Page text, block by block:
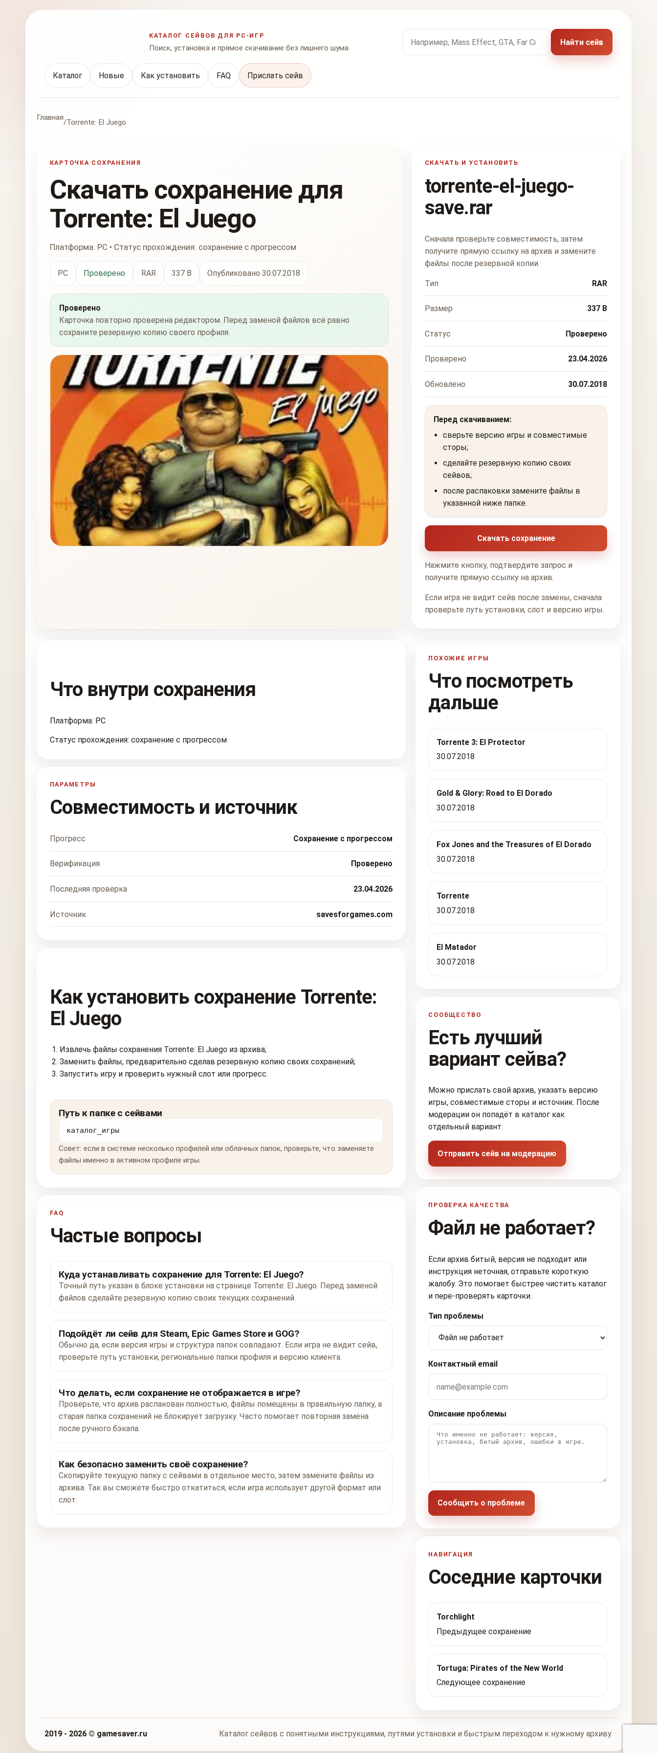
КАТАЛОГ СЕЙВОВ ДЛЯ PC-ИГР
Поиск, установка и прямое скачивание без лишнего шума
Поиск по названию игры
Найти сейв
Каталог Новые Как установить FAQ Прислать сейв
Главная
/Torrente: El Juego
КАРТОЧКА СОХРАНЕНИЯ
Скачать сохранение для
Torrente: El Juego
Платформа: PC • Статус прохождения: сохранение с прогрессом
PC Проверено RAR 337 B Опубликовано 30.07.2018
Проверено
Карточка повторно проверена редактором. Перед заменой файлов всё равно
сохраните резервную копию своего профиля.
СКАЧАТЬ И УСТАНОВИТЬ
torrente-el-juego-
save.rar
Сначала проверьте совместимость, затем
получите прямую ссылку на архив и замените
файлы после резервной копии.
Тип RAR
Размер 337 B
Статус Проверено
Проверено 23.04.2026
Обновлено 30.07.2018
Перед скачиванием:
сверьте версию игры и совместимые
сторы;
сделайте резервную копию своих
сейвов;
после распаковки замените файлы в
указанной ниже папке.
Скачать сохранение
Нажмите кнопку, подтвердите запрос и
получите прямую ссылку на архив.
Если игра не видит сейв после замены, сначала
проверьте путь установки, слот и версию игры.
Что внутри сохранения
Платформа: PC
Статус прохождения: сохранение с прогрессом
ПАРАМЕТРЫ
Совместимость и источник
Прогресс Сохранение с прогрессом
Верификация Проверено
Последняя проверка 23.04.2026
Источник savesforgames.com
Как установить сохранение Torrente:
El Juego
Извлечь файлы сохранения Torrente: El Juego из архива;
Заменить файлы, предварительно сделав резервную копию своих сохранений;
Запустить игру и проверить нужный слот или прогресс.
Путь к папке с сейвами
каталог_игры
Совет: если в системе несколько профилей или облачных папок, проверьте, что заменяете
файлы именно в активном профиле игры.
FAQ
Частые вопросы
Куда устанавливать сохранение для Torrente: El Juego?
Точный путь указан в блоке установки на странице Torrente: El Juego. Перед заменой
файлов сделайте резервную копию своих текущих сохранений.
Подойдёт ли сейв для Steam, Epic Games Store и GOG?
Обычно да, если версия игры и структура папок совпадают. Если игра не видит сейв,
проверьте путь установки, региональные папки профиля и версию клиента.
Что делать, если сохранение не отображается в игре?
Проверьте, что архив распакован полностью, файлы помещены в правильную папку, а
старая папка сохранений не блокирует загрузку. Часто помогает повторная замена
после ручного бэкапа.
Как безопасно заменить своё сохранение?
Скопируйте текущую папку с сейвами в отдельное место, затем замените файлы из
архива. Так вы сможете быстро откатиться, если игра использует другой формат или
слот.
ПОХОЖИЕ ИГРЫ
Что посмотреть
дальше
Torrente 3: El Protector
30.07.2018
Gold & Glory: Road to El Dorado
30.07.2018
Fox Jones and the Treasures of El Dorado
30.07.2018
Torrente
30.07.2018
El Matador
30.07.2018
СООБЩЕСТВО
Есть лучший
вариант сейва?
Можно прислать свой архив, указать версию
игры, совместимые сторы и источник. После
модерации он попадёт в каталог как
отдельный вариант.
Отправить сейв на модерацию
ПРОВЕРКА КАЧЕСТВА
Файл не работает?
Если архив битый, версия не подходит или
инструкция неточная, отправьте короткую
жалобу. Это помогает быстрее чистить каталог
и пере-проверять карточки.
Тип проблемы
Контактный email
Описание проблемы
Сообщить о проблеме
НАВИГАЦИЯ
Соседние карточки
Torchlight
Предыдущее сохранение
Tortuga: Pirates of the New World
Следующее сохранение
2019 - 2026 © gamesaver.ru Каталог сейвов с понятными инструкциями, путями установки и быстрым переходом к нужному архиву.